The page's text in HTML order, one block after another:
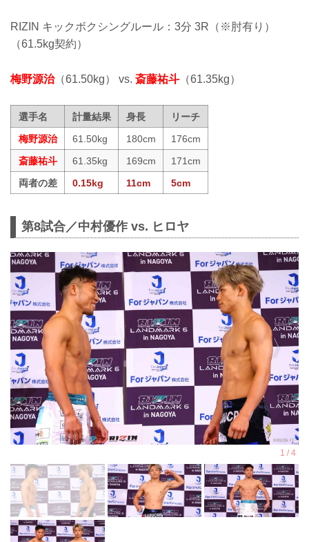
RIZIN キックボクシングルール：3分 3R（※肘有り）
（61.5kg契約）
梅野源治（61.50kg） vs.斎藤祐斗 （61.35kg）
選手名 計量結果 身長
リーチ
梅野源治
61.50kg 180cm
176cm
斎藤祐斗
61.35kg 169cm
171cm
両者の差
0.15kg 11cm 5cm
第8試合／中村優作 vs. ヒロヤ